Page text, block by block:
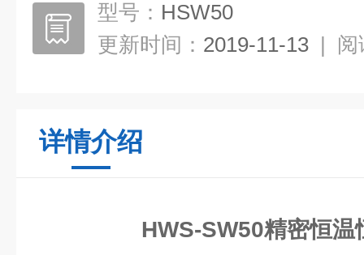
型号： HSW50
更新时间： 2019-11-13 | 阅
详情介绍
HWS-SW50精密恒温